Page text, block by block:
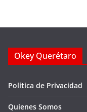
Okey Querétaro
Política de Privacidad
Quienes Somos